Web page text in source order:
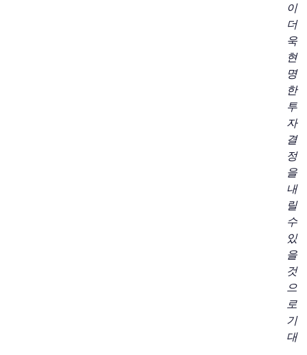
이
더
욱
현
명
한
투
자
결
정
을
내
릴
수
있
을
것
으
로
기
대